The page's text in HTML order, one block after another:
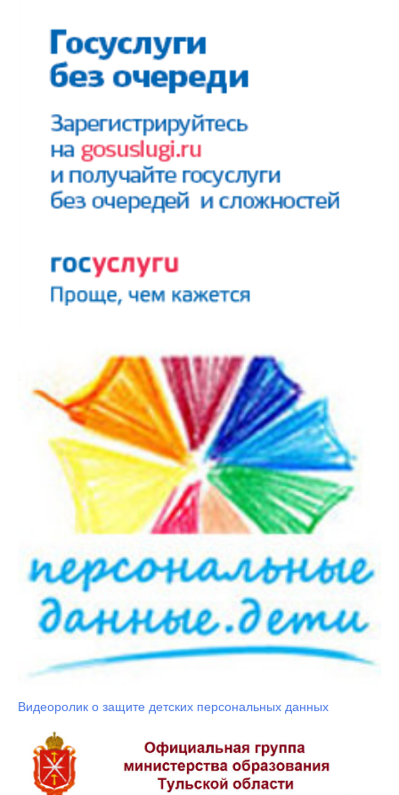
Видеоролик о защите детских персональных данных